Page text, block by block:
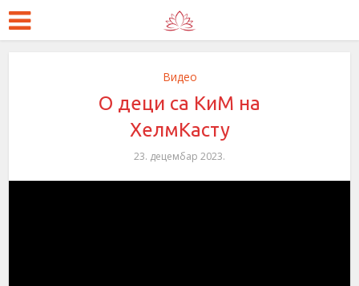
Видео
О деци са КиМ на
ХелмКасту
23. децембар 2023.